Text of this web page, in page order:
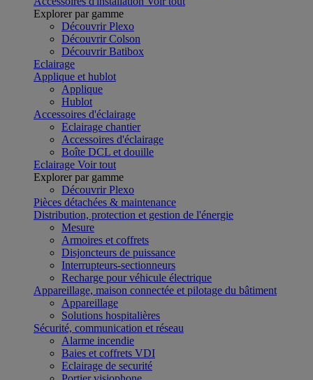
Explorer par gamme
Découvrir Plexo
Découvrir Colson
Découvrir Batibox
Eclairage
Applique et hublot
Applique
Hublot
Accessoires d'éclairage
Eclairage chantier
Accessoires d'éclairage
Boîte DCL et douille
Eclairage Voir tout
Explorer par gamme
Découvrir Plexo
Pièces détachées & maintenance
Distribution, protection et gestion de l'énergie
Mesure
Armoires et coffrets
Disjoncteurs de puissance
Interrupteurs-sectionneurs
Recharge pour véhicule électrique
Appareillage, maison connectée et pilotage du bâtiment
Appareillage
Solutions hospitalières
Sécurité, communication et réseau
Alarme incendie
Baies et coffrets VDI
Eclairage de securité